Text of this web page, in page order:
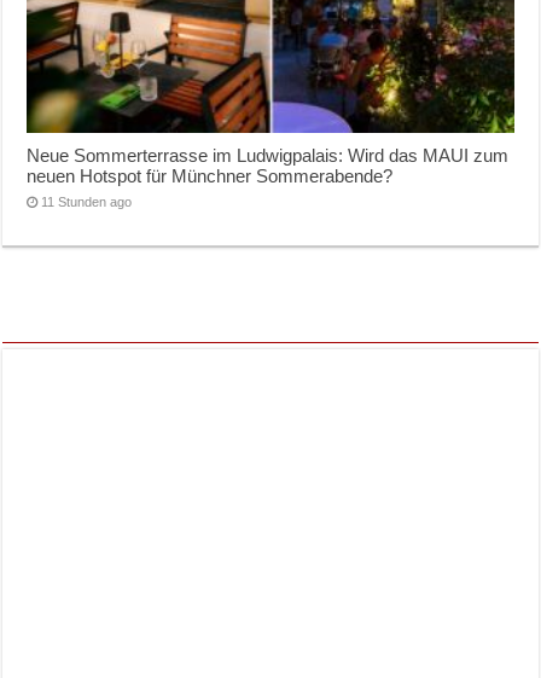
Neue Sommerterrasse im Ludwigpalais: Wird das MAUI zum
neuen Hotspot für Münchner Sommerabende?
11 Stunden ago